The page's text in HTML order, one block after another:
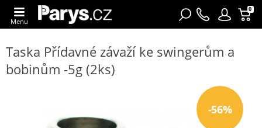
0
Menu
Taska Přídavné závaží ke swingerům a
bobinům -5g (2ks)
-56%